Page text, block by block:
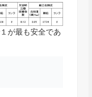
が最も安全であ